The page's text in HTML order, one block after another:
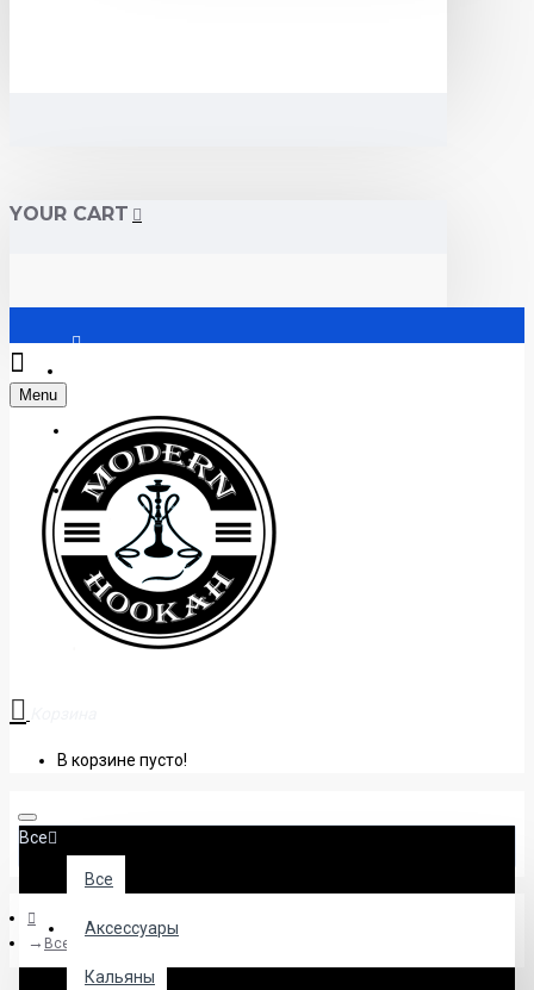
YOUR CART
Регистрация
+38 (095) 945 04 33
Menu
В корзине пусто!
Все
Все
Аксессуары
Кальяны
Все продукты